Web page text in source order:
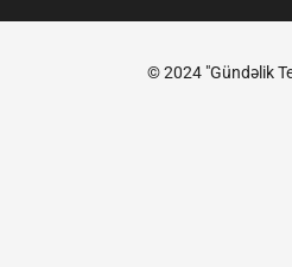
© 2024 "Gündəlik